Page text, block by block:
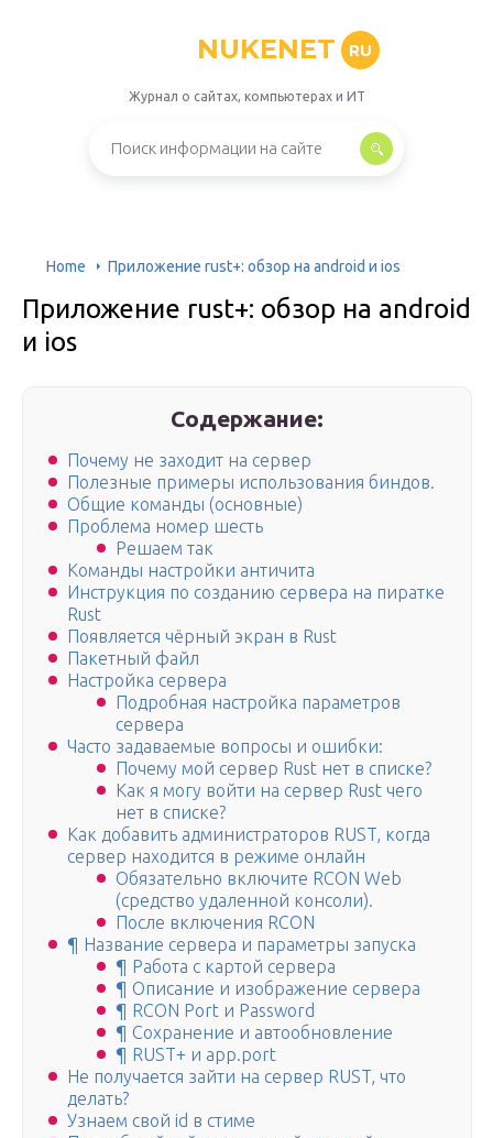
NUKENET RU
Журнал о сайтах, компьютерах и ИТ
Home Приложение rust+: обзор на android и ios
Приложение rust+: обзор на android
и ios
Содержание:
Почему не заходит на сервер
Полезные примеры использования биндов.
Общие команды (основные)
Проблема номер шесть
Решаем так
Команды настройки античита
Инструкция по созданию сервера на пиратке
Rust
Появляется чёрный экран в Rust
Пакетный файл
Настройка сервера
Подробная настройка параметров
сервера
Часто задаваемые вопросы и ошибки:
Почему мой сервер Rust нет в списке?
Как я могу войти на сервер Rust чего
нет в списке?
Как добавить администраторов RUST, когда
сервер находится в режиме онлайн
Обязательно включите RCON Web
(средство удаленной консоли).
После включения RCON
¶ Название сервера и параметры запуска
¶ Работа с картой сервера
¶ Описание и изображение сервера
¶ RCON Port и Password
¶ Сохранение и автообновление
¶ RUST+ и app.port
Не получается зайти на сервер RUST, что
делать?
Узнаем свой id в стиме